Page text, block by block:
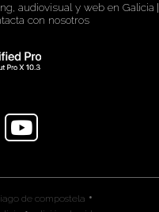
audiovisual y web en Galicia |
con nosotros
de compostela •